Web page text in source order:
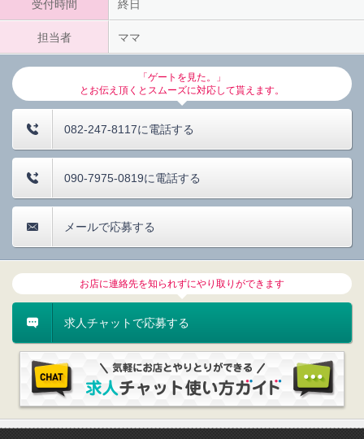
受付時間 終日
担当者 ママ
「ゲートを見た。」
とお伝え頂くとスムーズに対応して貰えます。
082-247-8117に電話する
090-7975-0819に電話する
メールで応募する
お店に連絡先を知られずにやり取りができます
求人チャットで応募する